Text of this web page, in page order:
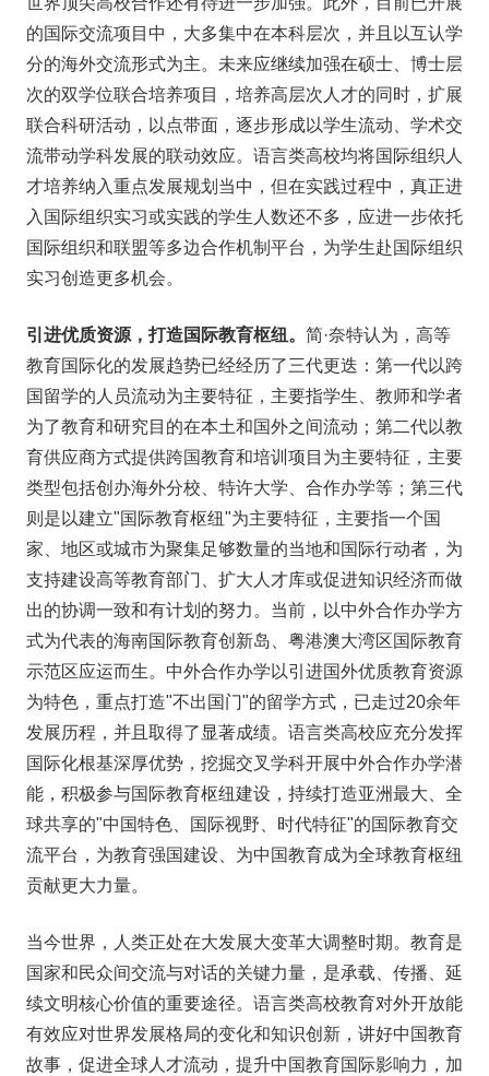
的国际交流项目中，大多集中在本科层次，并且以互认学
分的海外交流形式为主。未来应继续加强在硕士、博士层
次的双学位联合培养项目，培养高层次人才的同时，扩展
联合科研活动，以点带面，逐步形成以学生流动、学术交
流带动学科发展的联动效应。语言类高校均将国际组织人
才培养纳入重点发展规划当中，但在实践过程中，真正进
入国际组织实习或实践的学生人数还不多，应进一步依托
国际组织和联盟等多边合作机制平台，为学生赴国际组织
实习创造更多机会。
引进优质资源，打造国际教育枢纽。 简·奈特认为，高等
教育国际化的发展趋势已经经历了三代更迭：第一代以跨
国留学的人员流动为主要特征，主要指学生、教师和学者
为了教育和研究目的在本土和国外之间流动；第二代以教
育供应商方式提供跨国教育和培训项目为主要特征，主要
类型包括创办海外分校、特许大学、合作办学等；第三代
则是以建立"国际教育枢纽"为主要特征，主要指一个国
家、地区或城市为聚集足够数量的当地和国际行动者，为
支持建设高等教育部门、扩大人才库或促进知识经济而做
出的协调一致和有计划的努力。当前，以中外合作办学方
式为代表的海南国际教育创新岛、粤港澳大湾区国际教育
示范区应运而生。中外合作办学以引进国外优质教育资源
为特色，重点打造"不出国门"的留学方式，已走过20余年
发展历程，并且取得了显著成绩。语言类高校应充分发挥
国际化根基深厚优势，挖掘交叉学科开展中外合作办学潜
能，积极参与国际教育枢纽建设，持续打造亚洲最大、全
球共享的"中国特色、国际视野、时代特征"的国际教育交
流平台，为教育强国建设、为中国教育成为全球教育枢纽
贡献更大力量。
当今世界，人类正处在大发展大变革大调整时期。教育是
国家和民众间交流与对话的关键力量，是承载、传播、延
续文明核心价值的重要途径。语言类高校教育对外开放能
有效应对世界发展格局的变化和知识创新，讲好中国教育
故事，促进全球人才流动，提升中国教育国际影响力，加